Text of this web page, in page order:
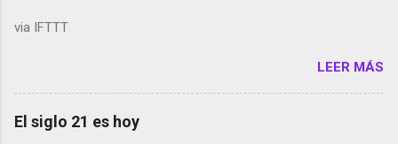
Live Photos en Google Photos Llegando Partimos
Dictados en Android El tamaño y su importancia...
via IFTTT
LEER MÁS
El siglo 21 es hoy